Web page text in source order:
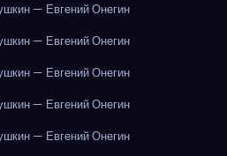
— Евгений Онегин
— Евгений Онегин
— Евгений Онегин
— Евгений Онегин
— Евгений Онегин